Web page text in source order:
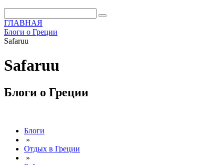
ГЛАВНАЯ
Блоги о Греции
Safaruu
Safaruu
Блоги о Греции
Блоги
»
Отдых в Греции
»